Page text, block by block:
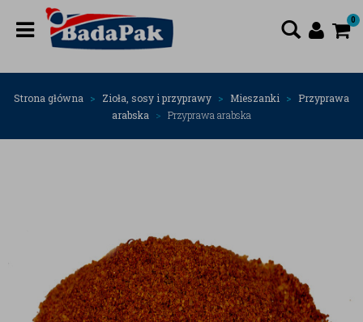
0
Strona główna Zioła, sosy i przyprawy Mieszanki
Przyprawa
arabska
Przyprawa arabska